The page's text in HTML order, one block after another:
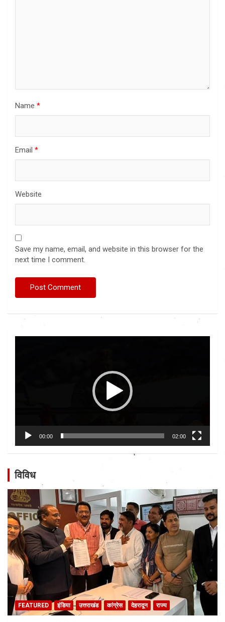
Name *
Email *
Website
Save my name, email, and website in this browser for the
next time I comment.
00:00 02:00
विविध
FEATURED इंडिया उत्तराखंड कांग्रेस देहरादून राज्य